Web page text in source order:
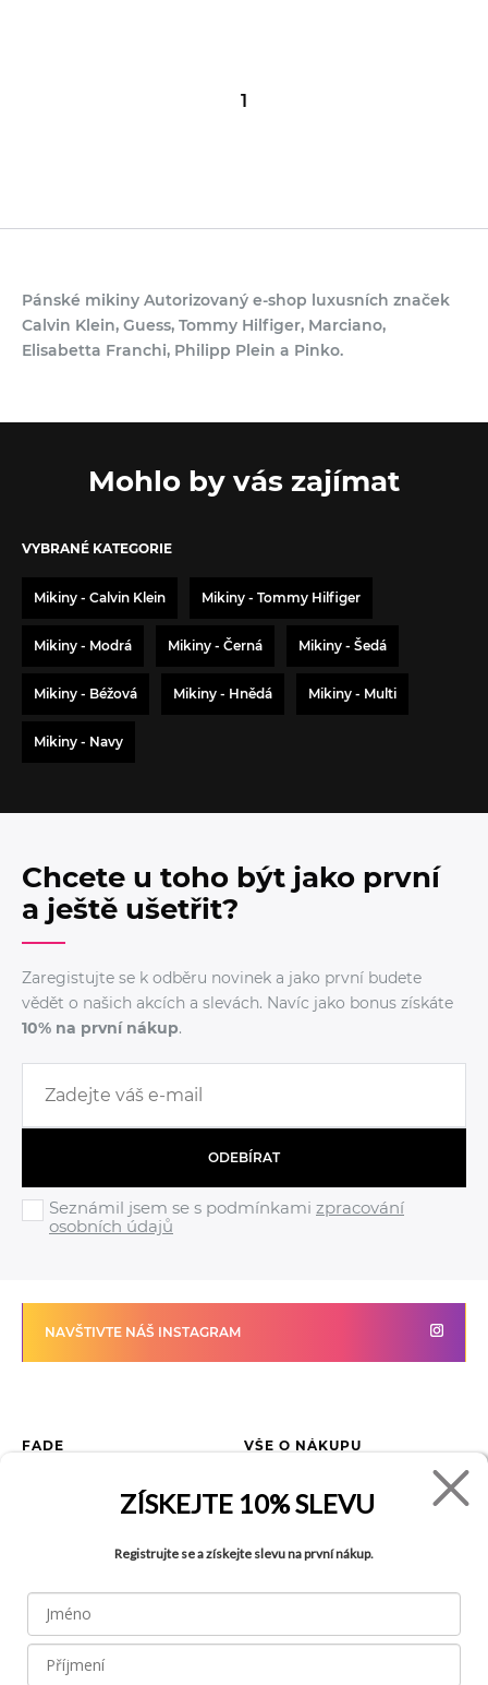
1
Pánské mikiny Autorizovaný e-shop luxusních značek
Calvin Klein, Guess, Tommy Hilfiger, Marciano,
Elisabetta Franchi, Philipp Plein a Pinko.
Mohlo by vás zajímat
VYBRANÉ KATEGORIE
Mikiny - Calvin Klein Mikiny - Tommy Hilfiger
Mikiny - Modrá Mikiny - Černá Mikiny - Šedá
Mikiny - Béžová Mikiny - Hnědá Mikiny - Multi
Mikiny - Navy
Chcete u toho být jako první
a ještě ušetřit?
Zaregistujte se k odběru novinek a jako první budete
vědět o našich akcích a slevách. Navíc jako bonus získáte
10% na první nákup.
ODEBÍRAT
Seznámil jsem se s podmínkami zpracování
osobních údajů
NAVŠTIVTE NÁŠ INSTAGRAM
FADE
Blog
VŠE O NÁKUPU
Jak reklamovat zboží
Tabulka velikostí
Recyklace
ZÍSKEJTE 10% SLEVU
Registrujte se a získejte slevu na první nákup.